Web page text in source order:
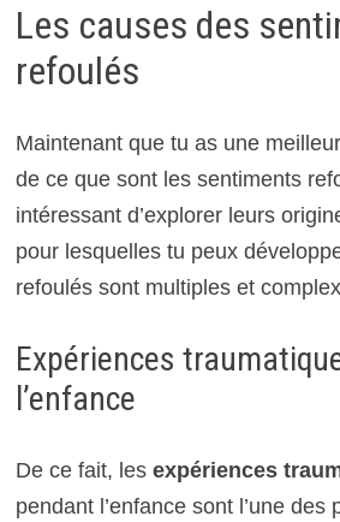
Les causes des
refoulés
Maintenant que tu as une
de ce que sont les sentiments
intéressant d’explorer leurs
pour lesquelles tu peux
refoulés sont multiples et
Expériences
l’enfance
De ce fait, les expériences
pendant l’enfance sont l’une des